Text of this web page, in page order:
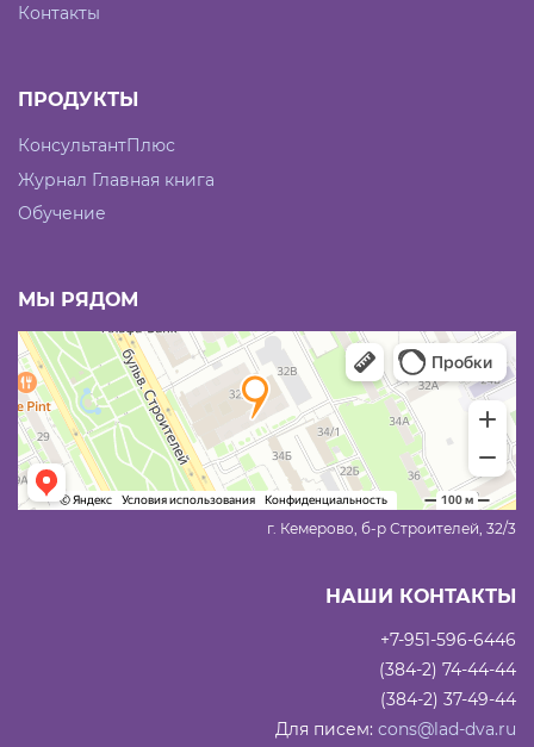
Контакты
ПРОДУКТЫ
КонсультантПлюс
Журнал Главная книга
Обучение
МЫ РЯДОМ
г. Кемерово, б-р Строителей, 32/3
НАШИ КОНТАКТЫ
+7-951-596-6446
(384-2) 74-44-44
(384-2) 37-49-44
Для писем: cons@lad-dva.ru